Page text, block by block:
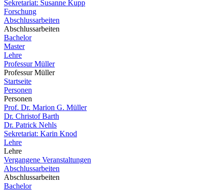
Sekretariat: Susanne Kupp
Forschung
Abschlussarbeiten
Abschlussarbeiten
Bachelor
Master
Lehre
Professur Müller
Professur Müller
Startseite
Personen
Personen
Prof. Dr. Marion G. Müller
Dr. Christof Barth
Dr. Patrick Nehls
Sekretariat: Karin Knod
Lehre
Lehre
Vergangene Veranstaltungen
Abschlussarbeiten
Abschlussarbeiten
Bachelor